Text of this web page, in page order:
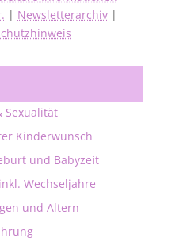
| Newsletterarchiv|
Sexualität
Kinderwunsch
und Babyzeit
Wechseljahre
und Altern